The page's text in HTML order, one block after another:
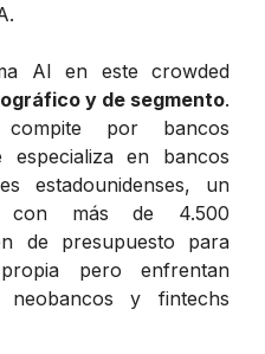
AI en este crowded
y de segmento.
por bancos
especializa en bancos
estadounidenses, un
con más de 4.500
de presupuesto para
pero enfrentan
neobancos y fintechs